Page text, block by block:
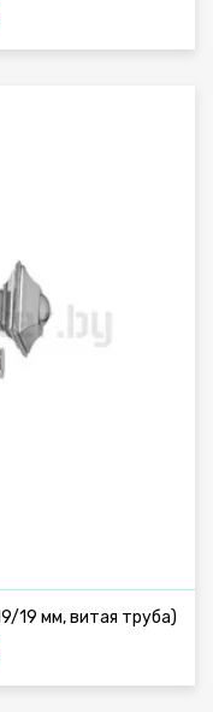
19 мм, витая труба)